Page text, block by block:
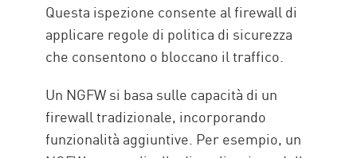
Questa ispezione consente al firewall di
applicare regole di politica di sicurezza
che consentono o bloccano il traffico.
Un NGFW si basa sulle capacità di un
firewall tradizionale, incorporando
funzionalità aggiuntive. Per esempio, un